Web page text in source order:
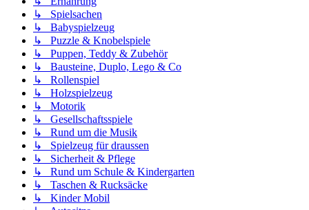
↳ Spielsachen
↳ Babyspielzeug
↳ Puzzle & Knobelspiele
↳ Puppen, Teddy & Zubehör
↳ Bausteine, Duplo, Lego & Co
↳ Rollenspiel
↳ Holzspielzeug
↳ Motorik
↳ Gesellschaftsspiele
↳ Rund um die Musik
↳ Spielzeug für draussen
↳ Sicherheit & Pflege
↳ Rund um Schule & Kindergarten
↳ Taschen & Rucksäcke
↳ Kinder Mobil